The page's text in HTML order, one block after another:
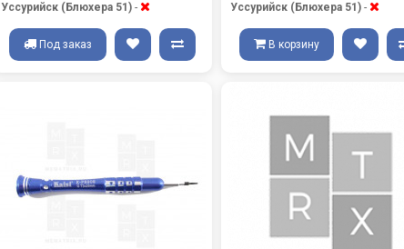
Уссурийск (Блюхера 51) -
Под заказ
Уссурийск (Блюхера 51) -
В корзину